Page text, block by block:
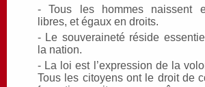
- Tous les hommes naissent
libres, et égaux en droits.
- Le souveraineté réside
la nation.
- La loi est l’expression de la
Tous les citoyens ont le droit de